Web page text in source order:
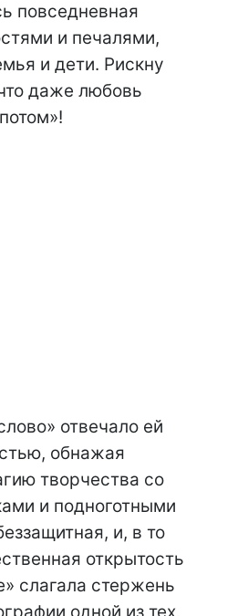
повседневная
и печалями,
и дети. Рискну
даже любовь
отвечало ей
обнажая
творчества со
и подноготными
и, в то
открытость
слагала стержень